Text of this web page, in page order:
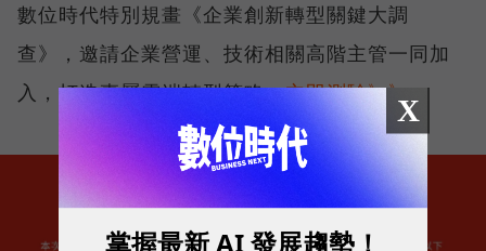
數位時代特別規畫《企業創新轉型關鍵大調
查》，邀請企業營運、技術相關高階主管一同加
入，打造專屬雲端轉型策略，立即測驗》》
X
掌握最新 AI 發展趨勢！